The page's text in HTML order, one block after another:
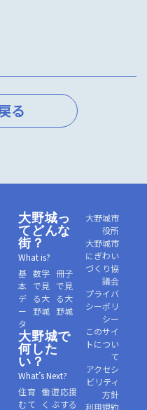
る
大野城っ
てどんな
街？
What is?
基
本
デ
ー
タ
数字
で見
る大
野城
冊子
で見
る大
野城
大野城で
何した
い？
What’s Next?
住
む
育
て
働
く
遊
ぶ
応援
する
大野城市
役所
大野城市
にぎわい
づくり協
議会
プライバ
シーポリ
シー
このサイ
トについ
て
アクセシ
ビリティ
方針
利用規約